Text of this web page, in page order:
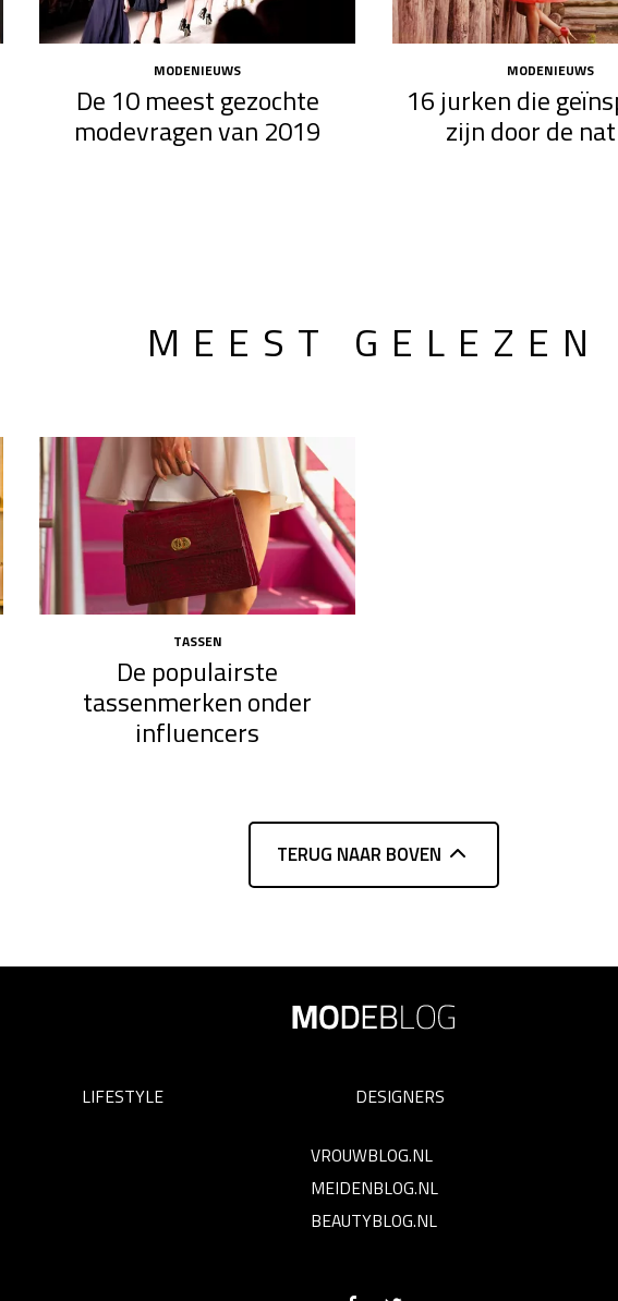
MODENIEUWS
De 10 meest gezochte
modevragen van 2019
MODENIEUWS
16 jurken die
zijn door de
MEEST GELEZEN
TASSEN
De populairste
tassenmerken onder
influencers
TERUG NAAR BOVEN
LIFESTYLE DESIGNERS
VROUWBLOG.NL
MEIDENBLOG.NL
BEAUTYBLOG.NL